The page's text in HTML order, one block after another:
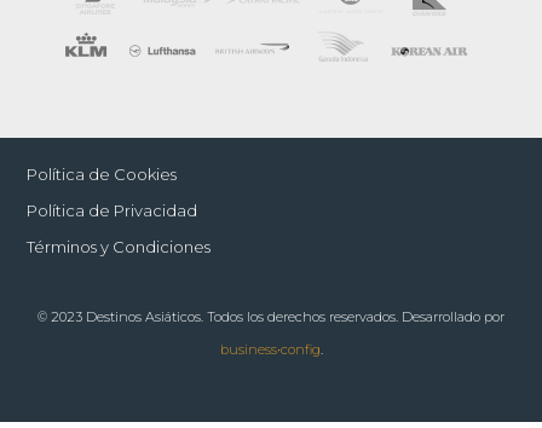
Política de Cookies
Política de Privacidad
Términos y Condiciones
© 2023 Destinos Asiáticos. Todos los derechos reservados. Desarrollado por
business•config.